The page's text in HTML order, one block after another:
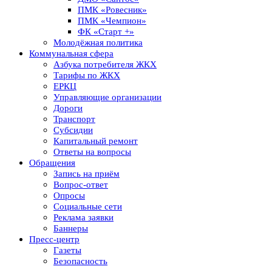
ПМК «Ровесник»
ПМК «Чемпион»
ФК «Старт +»
Молодёжная политика
Коммунальная сфера
Азбука потребителя ЖКХ
Тарифы по ЖКХ
ЕРКЦ
Управляющие организации
Дороги
Транспорт
Субсидии
Капитальный ремонт
Ответы на вопросы
Обращения
Запись на приём
Вопрос-ответ
Опросы
Социальные сети
Реклама заявки
Баннеры
Пресс-центр
Газеты
Безопасность